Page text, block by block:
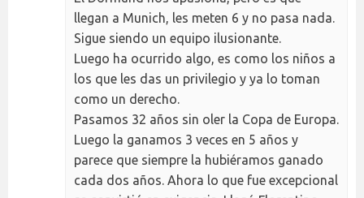
llegan a Munich, les meten 6 y no pasa nada.
Sigue siendo un equipo ilusionante.
Luego ha ocurrido algo, es como los niños a
los que les das un privilegio y ya lo toman
como un derecho.
Pasamos 32 años sin oler la Copa de Europa.
Luego la ganamos 3 veces en 5 años y
parece que siempre la hubiéramos ganado
cada dos años. Ahora lo que fue excepcional